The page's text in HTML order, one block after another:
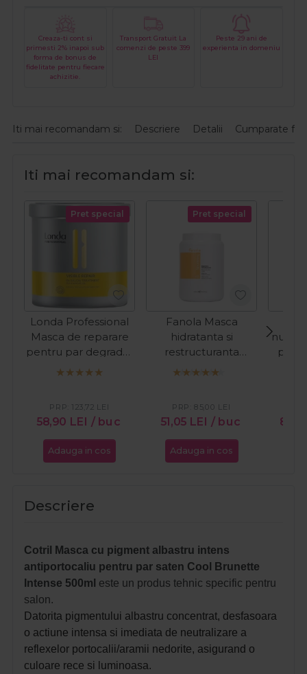
Creaza-ti cont si
primesti 2% inapoi sub
forma de bonus de
fidelitate pentru fiecare
achizitie.
Transport Gratuit La
comenzi de peste 399
LEI
Peste 29 ani de
experienta in domeniu
Iti mai recomandam si: Descriere Detalii Cumparate
Iti mai recomandam si:
Pret special
Londa Professional
Masca de reparare
pentru par degradat
Visible Repair 750ml
58,90 LEI / buc
PRP: 123,72 LEI
Adauga in cos
Pret special
Fanola Masca
hidratanta si
restructuranta
pentru par uscat
51,05 LEI / buc
PRP: 85,00 LEI
Adauga in cos
par
Descriere
Cotril Masca cu pigment albastru intens
antiportocaliu pentru par saten Cool Brunette
Intense 500ml este un produs tehnic specific pentru
salon.
Datorita pigmentului albastru concentrat, desfasoara
o actiune intensa si imediata de neutralizare a
reflexelor portocalii/aramii nedorite, asigurand o
culoare rece si luminoasa.